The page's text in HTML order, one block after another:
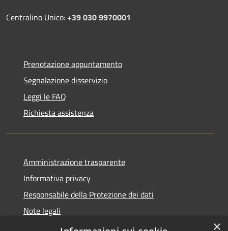
Centralino Unico:+39 030 9970001
Prenotazione appuntamento
Segnalazione disservizio
Leggi le FAQ
Richiesta assistenza
Amministrazione trasparente
Informativa privacy
Responsabile della Protezione dei dati
Note legali
Dichiarazione di accessibilità
×